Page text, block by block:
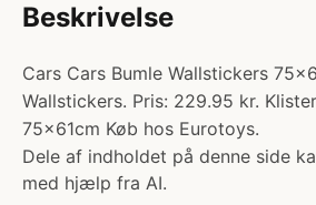
Beskrivelse
Cars Cars Bumle Wallstickers
Wallstickers. Pris: 229.95 kr.
75x61cm Køb hos Eurotoys.
Dele af indholdet på denne side
med hjælp fra AI.